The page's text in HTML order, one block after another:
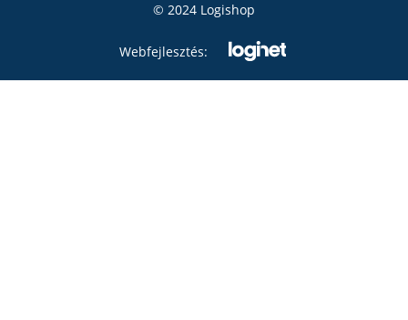
© 2024 Logishop
Webfejlesztés: